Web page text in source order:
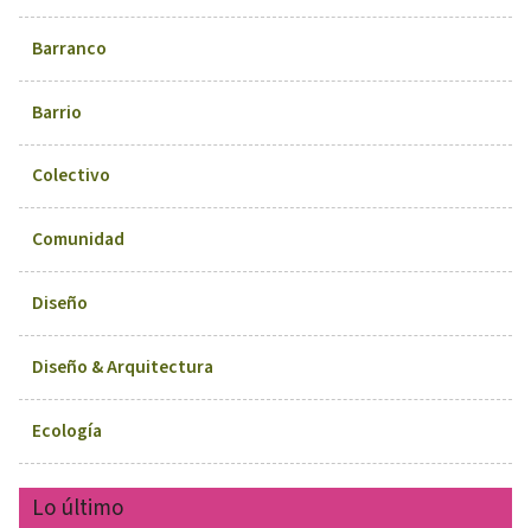
Barranco
Barrio
Colectivo
Comunidad
Diseño
Diseño & Arquitectura
Ecología
Lo último